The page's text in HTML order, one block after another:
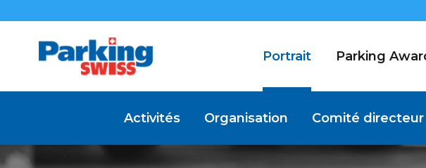
Portrait
Activités Organisation Comité directeur
Parking